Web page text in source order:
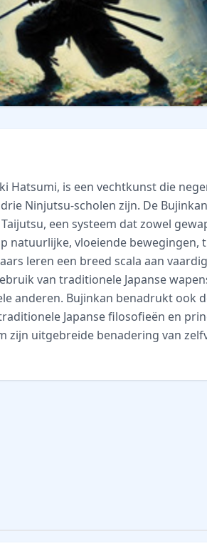
Hatsumi, is een vechtkunst die
Ninjutsu-scholen zijn. De
een systeem dat zowel
natuurlijke, vloeiende bewegingen,
leren een breed scala aan
van traditionele Japanse
anderen. Bujinkan benadrukt ook
Japanse filosofieën en
uitgebreide benadering van